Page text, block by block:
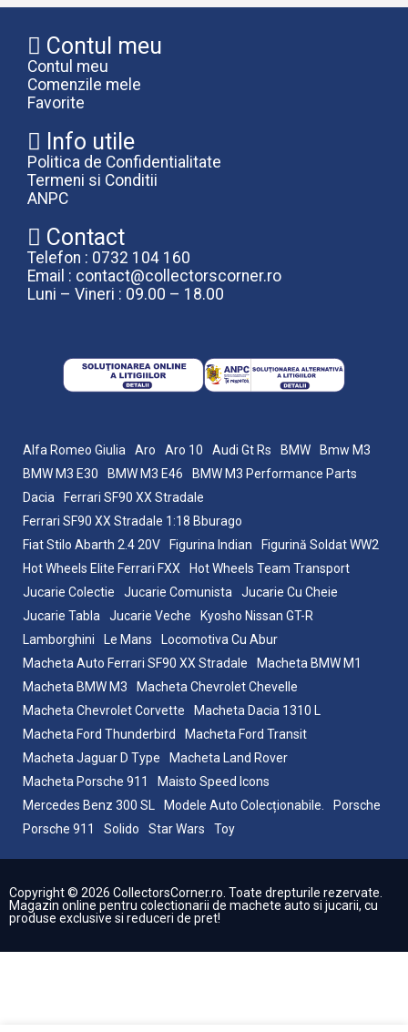
Contul meu
Contul meu
Comenzile mele
Favorite
Info utile
Politica de Confidentialitate
Termeni si Conditii
ANPC
Contact
Telefon : 0732 104 160
Email : contact@collectorscorner.ro
Luni – Vineri : 09.00 – 18.00
Alfa Romeo Giulia Aro Aro 10 Audi Gt Rs BMW
Bmw M3
BMW M3 E30
BMW M3 E46
BMW M3 Performance Parts
Dacia
Ferrari SF90 XX Stradale
Ferrari SF90 XX Stradale 1:18 Bburago
Fiat Stilo Abarth 2.4 20V
Figurina Indian
Figurină Soldat WW2
Hot Wheels Elite Ferrari FXX
Hot Wheels Team Transport
Jucarie Colectie
Jucarie Comunista
Jucarie Cu Cheie
Jucarie Tabla
Jucarie Veche
Kyosho Nissan GT-R
Lamborghini
Le Mans
Locomotiva Cu Abur
Macheta Auto Ferrari SF90 XX Stradale
Macheta BMW M1
Macheta BMW M3
Macheta Chevrolet Chevelle
Macheta Chevrolet Corvette
Macheta Dacia 1310 L
Macheta Ford Thunderbird
Macheta Ford Transit
Macheta Jaguar D Type
Macheta Land Rover
Macheta Porsche 911
Maisto Speed Icons
Mercedes Benz 300 SL
Modele Auto Colecționabile.
Porsche
Porsche 911
Solido Star Wars Toy
Copyright © 2026 CollectorsCorner.ro. Toate drepturile rezervate.
Magazin online pentru colectionarii de machete auto si jucarii, cu
produse exclusive si reduceri de pret!